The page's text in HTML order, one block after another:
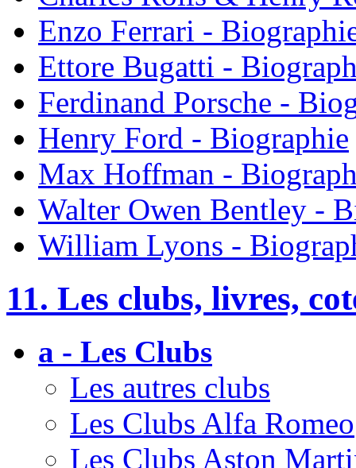
Enzo Ferrari -
Ettore Bugatti -
Ferdinand Porsche -
Henry Ford - Biographie
Max Hoffman -
Walter Owen Bentley -
William Lyons -
11. Les clubs, livres,
a - Les Clubs
Les autres clubs
Les Clubs Alfa Romeo
Les Clubs Aston